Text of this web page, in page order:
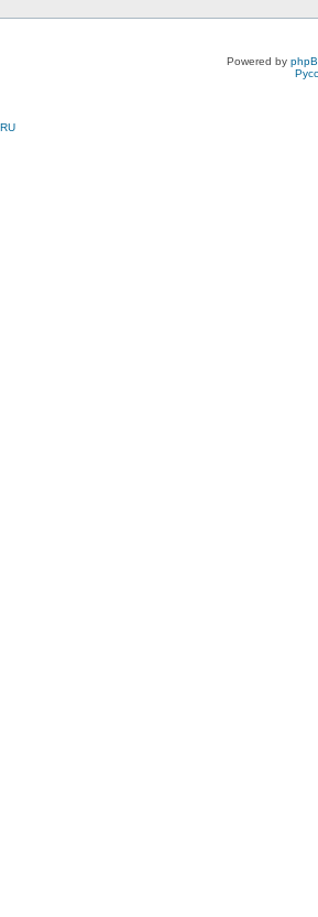
Powered by